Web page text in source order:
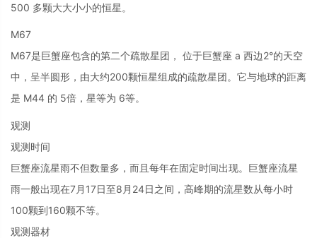
500 多颗大大小小的恒星。
M67
M67是巨蟹座包含的第二个疏散星团， 位于巨蟹座 a 西边2°的天空
中，呈半圆形，由大约200颗恒星组成的疏散星团。它与地球的距离
是 M44 的 5倍，星等为 6等。
观测
观测时间
巨蟹座流星雨不但数量多，而且每年在固定时间出现。巨蟹座流星
雨一般出现在7月17日至8月24日之间，高峰期的流星数从每小时
100颗到160颗不等。
观测器材